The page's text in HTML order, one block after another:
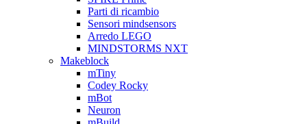
Parti di ricambio
Sensori mindsensors
Arredo LEGO
MINDSTORMS NXT
Makeblock
mTiny
Codey Rocky
mBot
Neuron